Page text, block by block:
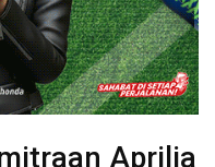
Aprilia